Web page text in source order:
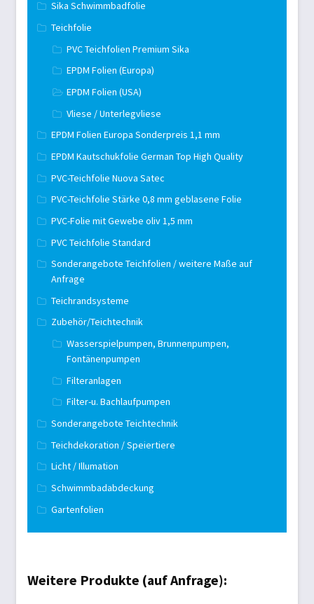
Sika Schwimmbadfolie
Teichfolie
PVC Teichfolien Premium Sika
EPDM Folien (Europa)
EPDM Folien (USA)
Vliese / Unterlegvliese
EPDM Folien Europa Sonderpreis 1,1 mm
EPDM Kautschukfolie German Top High Quality
PVC-Teichfolie Nuova Satec
PVC-Teichfolie Stärke 0,8 mm geblasene Folie
PVC-Folie mit Gewebe oliv 1,5 mm
PVC Teichfolie Standard
Sonderangebote Teichfolien / weitere Maße auf
Anfrage
Teichrandsysteme
Zubehör/Teichtechnik
Wasserspielpumpen, Brunnenpumpen,
Fontänenpumpen
Filteranlagen
Filter-u. Bachlaufpumpen
Sonderangebote Teichtechnik
Teichdekoration / Speiertiere
Licht / Illumation
Schwimmbadabdeckung
Gartenfolien
Weitere Produkte (auf Anfrage):